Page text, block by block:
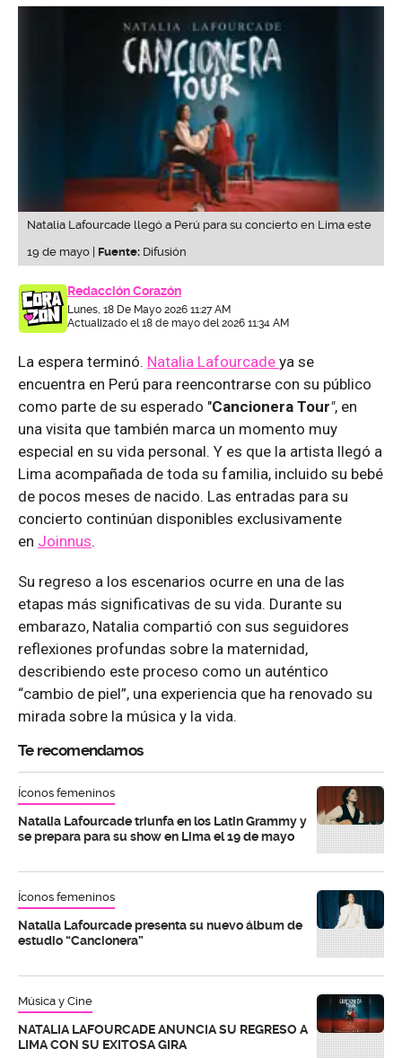
Natalia Lafourcade llegó a Perú para su concierto en Lima este
19 de mayo | Fuente: Difusión
Redacción Corazón
Lunes, 18 De Mayo 2026 11:27 AM
Actualizado el 18 de mayo del 2026 11:34 AM
La espera terminó. Natalia Lafourcade ya se
encuentra en Perú para reencontrarse con su público
como parte de su esperado "Cancionera Tour", en
una visita que también marca un momento muy
especial en su vida personal. Y es que la artista llegó a
Lima acompañada de toda su familia, incluido su bebé
de pocos meses de nacido. Las entradas para su
concierto continúan disponibles exclusivamente
en Joinnus.
Su regreso a los escenarios ocurre en una de las
etapas más significativas de su vida. Durante su
embarazo, Natalia compartió con sus seguidores
reflexiones profundas sobre la maternidad,
describiendo este proceso como un auténtico
“cambio de piel”, una experiencia que ha renovado su
mirada sobre la música y la vida.
Te recomendamos
Íconos femeninos
Natalia Lafourcade triunfa en los Latin Grammy y
se prepara para su show en Lima el 19 de mayo
Íconos femeninos
Natalia Lafourcade presenta su nuevo álbum de
estudio “Cancionera”
Música y Cine
NATALIA LAFOURCADE ANUNCIA SU REGRESO A
LIMA CON SU EXITOSA GIRA